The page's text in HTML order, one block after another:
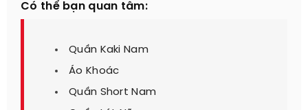
Có thể bạn quan tâm:
Quần Kaki Nam
Áo Khoác
Quần Short Nam